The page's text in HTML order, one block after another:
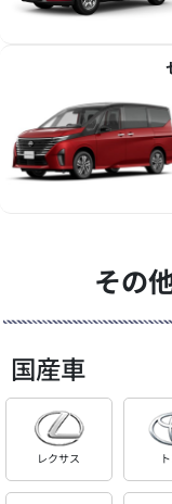
その
国産車
レクサス